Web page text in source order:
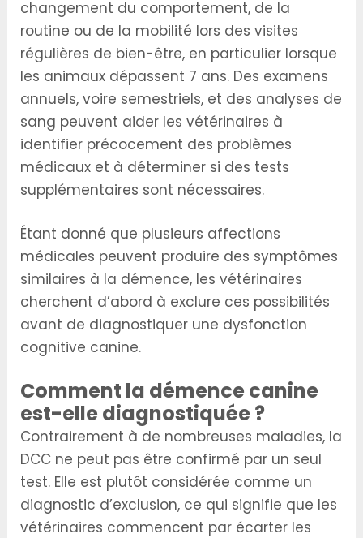
changement du comportement, de la
routine ou de la mobilité lors des visites
régulières de bien-être, en particulier lorsque
les animaux dépassent 7 ans. Des examens
annuels, voire semestriels, et des analyses de
sang peuvent aider les vétérinaires à
identifier précocement des problèmes
médicaux et à déterminer si des tests
supplémentaires sont nécessaires.
Étant donné que plusieurs affections
médicales peuvent produire des symptômes
similaires à la démence, les vétérinaires
cherchent d’abord à exclure ces possibilités
avant de diagnostiquer une dysfonction
cognitive canine.
Comment la démence canine
est-elle diagnostiquée ?
Contrairement à de nombreuses maladies, la
DCC ne peut pas être confirmé par un seul
test. Elle est plutôt considérée comme un
diagnostic d’exclusion, ce qui signifie que les
vétérinaires commencent par écarter les